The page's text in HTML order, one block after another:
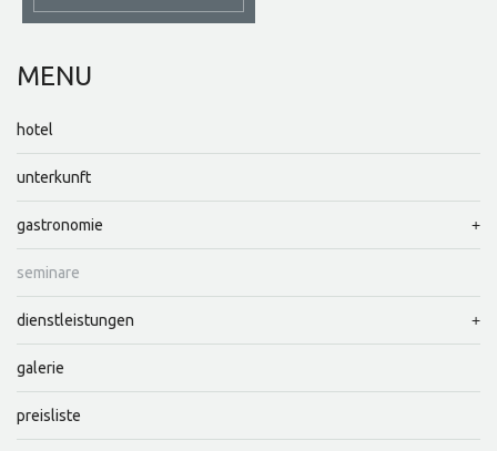
MENU
hotel
unterkunft
gastronomie
seminare
dienstleistungen
galerie
preisliste